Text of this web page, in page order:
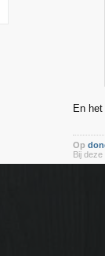
En
Op
Bij